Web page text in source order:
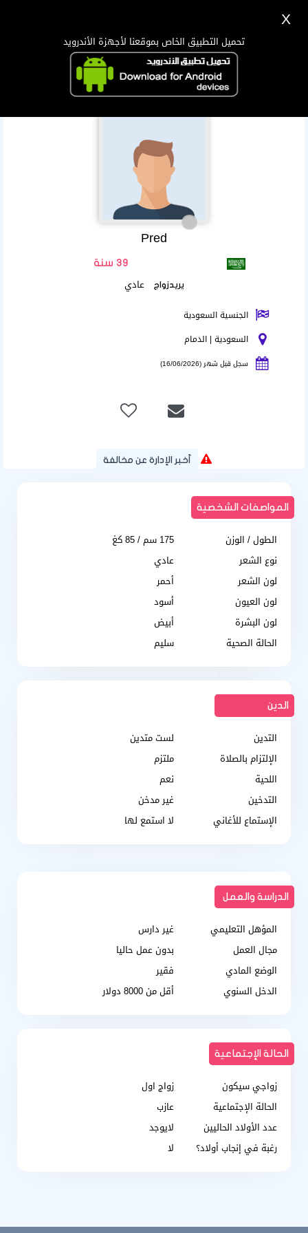
Pred
39 سنة
يريدزواج عادي
الجنسية السعودية
السعودية | الدمام
سجل قبل شهر (16/06/2026)
أخبر الإدارة عن مخالفة
المواصفات الشخصية
الطول / الوزن
175 سم / 85 كغ
نوع الشعر
عادي
لون الشعر
أحمر
لون العيون
أسود
لون البشرة
أبيض
الحالة الصحية
سليم
الدين
التدين
لست متدين
الإلتزام بالصلاة
ملتزم
اللحية
نعم
التدخين
غير مدخن
الإستماع للأغاني
لا استمع لها
الدراسة والعمل
المؤهل التعليمي
غير دارس
مجال العمل
بدون عمل حاليا
الوضع المادي
فقير
الدخل السنوي
أقل من 8000 دولار
الحالة الإجتماعية
زواجي سيكون
زواج اول
الحالة الإجتماعية
عازب
عدد الأولاد الحاليين
لايوجد
رغبة في إنجاب أولاد؟
لا
X
تحميل التطبيق الخاص بموقعنا لأجهزة الأندرويد